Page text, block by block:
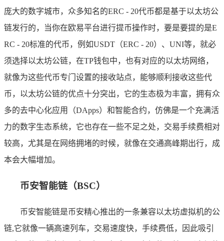
庞大的数字城市，众多知名的ERC - 20代币都是基于以太坊公
链发行的，当你在欧易平台进行提币操作时，要是要提的是E
RC - 20标准的代币，例如USDT（ERC - 20）、UNI等，就必
须选择以太坊公链，在TP钱包中，也有对应的以太坊网络，
就像为这些代币专门设置的接收站点，能够顺利接收这些代
币，以太坊公链的优点十分突出，它的生态极为丰富，拥有众
多的去中心化应用（DApps）和智能合约，仿佛是一个充满活
力的数字生态系统，它也存在一些不足之处，交易手续费相对
较高，尤其是在网络拥堵的时候，就像在交通高峰期出行，成
本会大幅增加。
币安智能链（BSC）
币安智能链是币安精心推出的一条兼容以太坊虚拟机的公
链,它就像一辆高速列车，交易速度快，手续费低，因此吸引